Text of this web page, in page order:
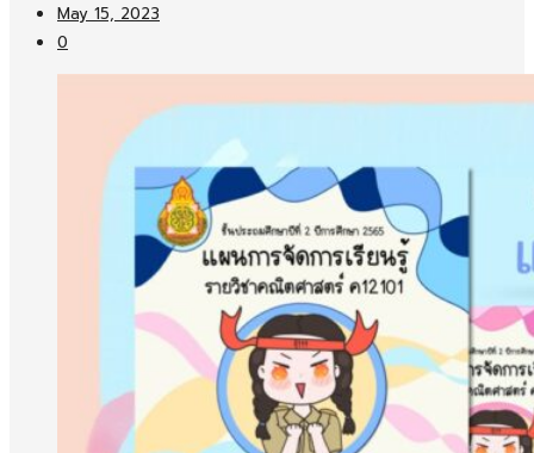
May 15, 2023
0